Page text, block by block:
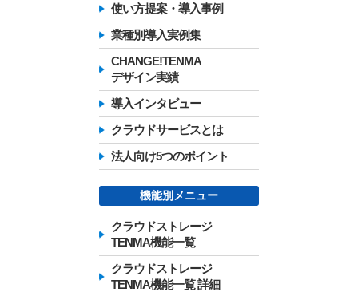
使い方提案・導入事例
業種別導入実例集
CHANGE!TENMA
デザイン実績
導入インタビュー
クラウドサービスとは
法人向け5つのポイント
機能別メニュー
クラウドストレージ
TENMA機能一覧
クラウドストレージ
TENMA機能一覧 詳細